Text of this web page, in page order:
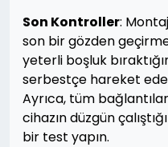
Son Kontroller:
son bir gözden
yeterli boşluk
serbestçe hareket
Ayrıca, tüm
cihazın düzgün
bir test yapın.